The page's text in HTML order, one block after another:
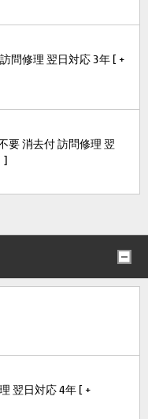
問修理 翌日対応 3年 [ +
要 消去付 訪問修理 翌
]
翌日対応 4年 [ +